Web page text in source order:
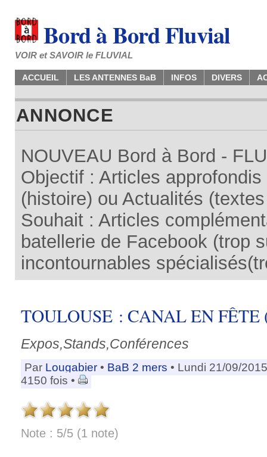
Bord à Bord Fluvial
VOIR et SAVOIR le FLUVIAL
ACCUEIL LES ANTENNES BaB INFOS DIVERS
ANNONCE
NOUVEAU Bord à Bord -
Objectif : Articles
(histoire) ou Actualités
Souhait : Articles
batellerie de Facebook (trop
incontournables
TOULOUSE : CANAL EN FÊTE
Expos,Stands,Conférences
Par Lougabier • BaB 2 mers • Lundi 21/09/
4150 fois •
Note : 5/5 (1 note)